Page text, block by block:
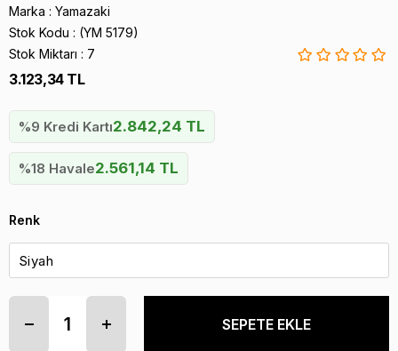
Marka : Yamazaki
Stok Kodu
(YM 5179)
Stok Miktarı : 7
3.123,34 TL
%9 Kredi Kartı2.842,24 TL
%18 Havale2.561,14 TL
Renk